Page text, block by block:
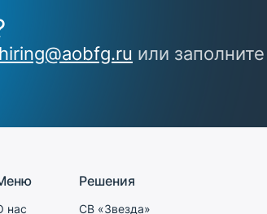
hiring@aobfg.ru или
нас
Решения
СВ «Звезда»